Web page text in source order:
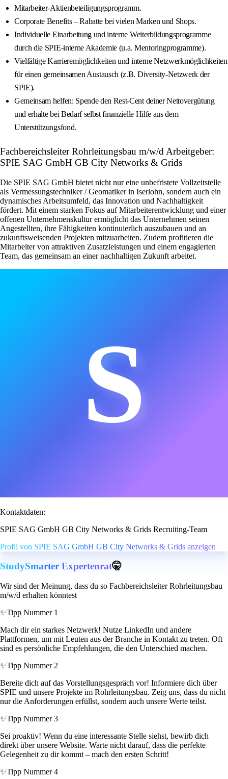
Mitarbeiter-Aktienbeteiligungsprogramm.
Corporate Benefits – Rabatte bei vielen Marken und Shops.
Individuelle Einarbeitung und interne Weiterbildungsprogramme
durch die SPIE-interne Akademie (u.a. Mentoringprogramme).
Vielfältige Karrieremöglichkeiten und interne Netzwerkmöglichkeiten
für einen gemeinsamen Austausch (z.B. Diversity-Netzwerk der
SPIE).
Gemeinsam helfen: Spende den Rest-Cent deiner Nettovergütung
und erhalte bei Bedarf selbst finanzielle Hilfe aus dem
Unterstützungsfond.
Fachbereichsleiter Rohrleitungsbau m/w/d Arbeitgeber:
SPIE SAG GmbH GB City Networks & Grids
Die SPIE SAG GmbH bietet nicht nur eine unbefristete Vollzeitstelle
als Vermessungstechniker / Geomatiker in Iserlohn, sondern auch ein
dynamisches Arbeitsumfeld, das Innovation und Nachhaltigkeit
fördert. Mit einem starken Fokus auf Mitarbeiterentwicklung und einer
offenen Unternehmenskultur ermöglicht das Unternehmen seinen
Angestellten, ihre Fähigkeiten kontinuierlich auszubauen und an
zukunftsweisenden Projekten mitzuarbeiten. Zudem profitieren die
Mitarbeiter von attraktiven Zusatzleistungen und einem engagierten
Team, das gemeinsam an einer nachhaltigen Zukunft arbeitet.
S
Kontaktdaten:
SPIE SAG GmbH GB City Networks & Grids Recruiting-Team
Profil von SPIE SAG GmbH GB City Networks & Grids anzeigen
StudySmarter Expertenrat🤫
Wir sind der Meinung, dass du so Fachbereichsleiter Rohrleitungsbau
m/w/d erhalten könntest
✨Tipp Nummer 1
Mach dir ein starkes Netzwerk! Nutze LinkedIn und andere
Plattformen, um mit Leuten aus der Branche in Kontakt zu treten. Oft
sind es persönliche Empfehlungen, die den Unterschied machen.
✨Tipp Nummer 2
Bereite dich auf das Vorstellungsgespräch vor! Informiere dich über
SPIE und unsere Projekte im Rohrleitungsbau. Zeig uns, dass du nicht
nur die Anforderungen erfüllst, sondern auch unsere Werte teilst.
✨Tipp Nummer 3
Sei proaktiv! Wenn du eine interessante Stelle siehst, bewirb dich
direkt über unsere Website. Warte nicht darauf, dass die perfekte
Gelegenheit zu dir kommt – mach den ersten Schritt!
✨Tipp Nummer 4